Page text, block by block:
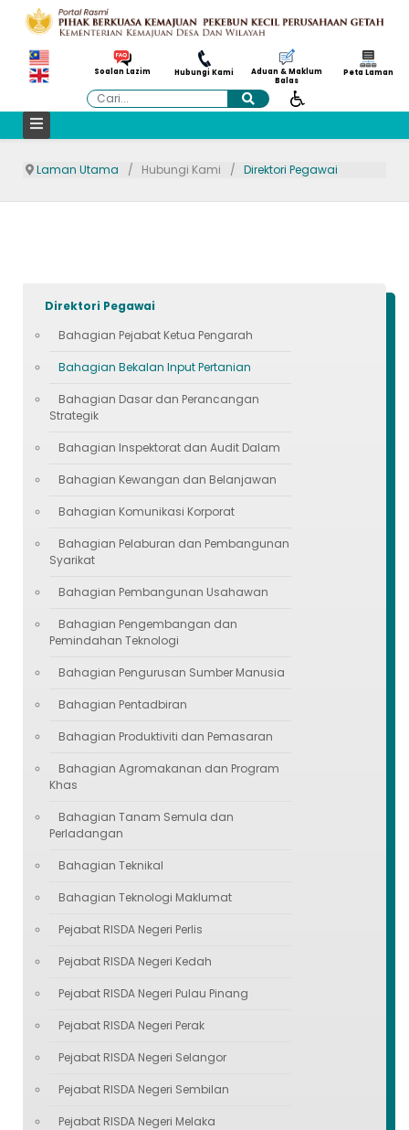
Soalan Lazim Hubungi Kami
Aduan & Maklum
Balas
Peta Laman
Cari
Laman Utama Hubungi Kami Direktori Pegawai
Direktori Pegawai
Bahagian Pejabat Ketua Pengarah
Bahagian Bekalan Input Pertanian
Bahagian Dasar dan Perancangan
Strategik
Bahagian Inspektorat dan Audit Dalam
Bahagian Kewangan dan Belanjawan
Bahagian Komunikasi Korporat
Bahagian Pelaburan dan Pembangunan
Syarikat
Bahagian Pembangunan Usahawan
Bahagian Pengembangan dan
Pemindahan Teknologi
Bahagian Pengurusan Sumber Manusia
Bahagian Pentadbiran
Bahagian Produktiviti dan Pemasaran
Bahagian Agromakanan dan Program
Khas
Bahagian Tanam Semula dan
Perladangan
Bahagian Teknikal
Bahagian Teknologi Maklumat
Pejabat RISDA Negeri Perlis
Pejabat RISDA Negeri Kedah
Pejabat RISDA Negeri Pulau Pinang
Pejabat RISDA Negeri Perak
Pejabat RISDA Negeri Selangor
Pejabat RISDA Negeri Sembilan
Pejabat RISDA Negeri Melaka